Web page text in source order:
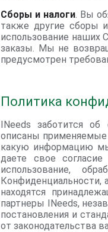
Сборы и налоги. Вы
также другие сборы
использование
заказы. Мы не
предусмотрен
Политика
INeeds заботится
описаны применяемые
какую информацию
даете свое
использование,
Конфиденциальности,
находятся
партнеры INeeds,
постановления и
от законодательства